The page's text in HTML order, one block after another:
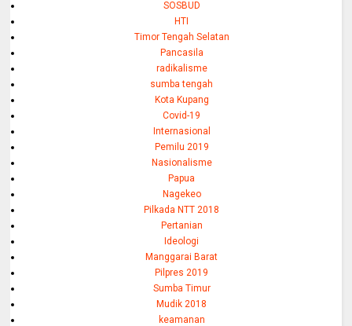
SOSBUD
HTI
Timor Tengah Selatan
Pancasila
radikalisme
sumba tengah
Kota Kupang
Covid-19
Internasional
Pemilu 2019
Nasionalisme
Papua
Nagekeo
Pilkada NTT 2018
Pertanian
Ideologi
Manggarai Barat
Pilpres 2019
Sumba Timur
Mudik 2018
keamanan